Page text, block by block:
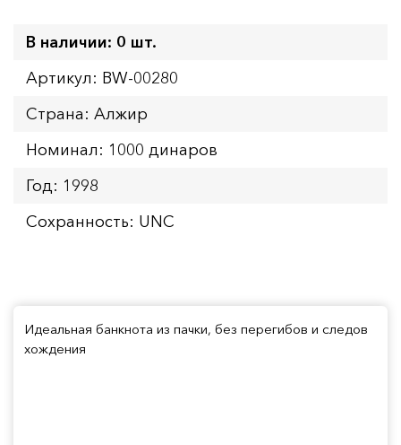
В наличии: 0 шт.
Артикул: BW-00280
Страна: Алжир
Номинал: 1000 динаров
Год: 1998
Сохранность: UNC
Идеальная банкнота из пачки, без перегибов и следов
хождения